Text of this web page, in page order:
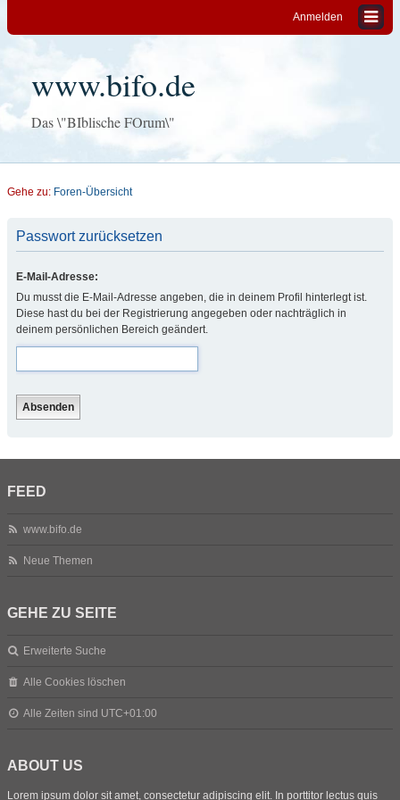
Anmelden
www.bifo.de
Das \"BIblische FOrum\"
Gehe zu: Foren-Übersicht
Passwort zurücksetzen
E-Mail-Adresse:
Du musst die E-Mail-Adresse angeben, die in deinem Profil hinterlegt ist.
Diese hast du bei der Registrierung angegeben oder nachträglich in
deinem persönlichen Bereich geändert.
FEED
www.bifo.de
Neue Themen
GEHE ZU SEITE
Erweiterte Suche
Alle Cookies löschen
Alle Zeiten sind UTC+01:00
ABOUT US
Lorem ipsum dolor sit amet, consectetur adipiscing elit. In porttitor lectus quis